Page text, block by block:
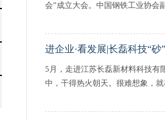
会”成立大会。中国钢铁工业协会
进企业·看发展|长磊科技“砂
5月，走进江苏长磊新材料科技有
中，干得热火朝天。很难想象，